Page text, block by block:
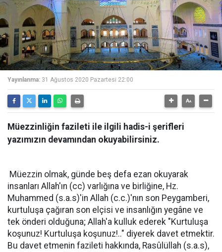
Yayınlanma: 31 Ağustos 2020 Pazartesi 22:00
Müezzinliğin fazileti ile ilgili hadis-i şerifleri
yazımızın devamından okuyabilirsiniz.
Müezzin olmak, günde beş defa ezan okuyarak
insanları Allah'ın (cc) varlığına ve birliğine, Hz.
Muhammed (s.a.s)'in Allah (c.c.)'nın son Peygamberi,
kurtuluşa çağıran son elçisi ve insanlığın yegâne ve
tek önderi olduğuna; Allah'a kulluk ederek "Kurtuluşa
koşunuz! Kurtuluşa koşunuz!.." diyerek davet etmektir.
Bu davet etmenin fazileti hakkında, Rasûlüllah (s.a.s),